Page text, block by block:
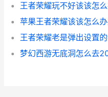
王者荣耀玩不好该该怎
苹果王者荣耀该该怎么
王者荣耀老是弹出设置
梦幻西游无底洞怎么去